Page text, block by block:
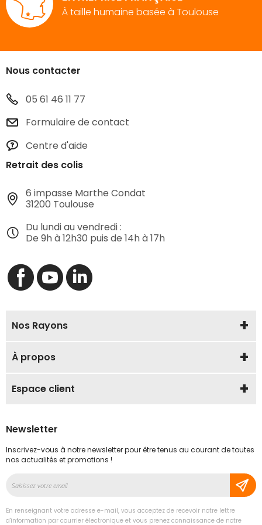
À taille humaine basée à Toulouse
Nous contacter
05 61 46 11 77
Formulaire de contact
Centre d'aide
Retrait des colis
6 impasse Marthe Condat
31200 Toulouse
Du lundi au vendredi :
De 9h à 12h30 puis de 14h à 17h
Nos Rayons
À propos
Espace client
Newsletter
Inscrivez-vous à notre newsletter pour être tenus au courant de toutes
nos actualités et promotions !
notre
lettre
En renseignant votre adresse e-mail, vous acceptez de recevoir notre lettre
d'information par courrier électronique et vous prenez connaissance de notre